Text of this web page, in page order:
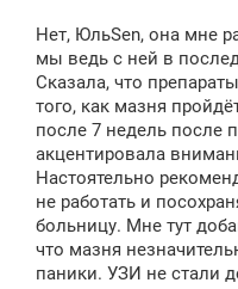
Нет, ЮльSen, она мне
мы ведь с ней в
Сказала, что
того, как мазня
после 7 недель после
акцентировала
Настоятельно
не работать и
больницу. Мне тут
что мазня
паники. УЗИ не стали